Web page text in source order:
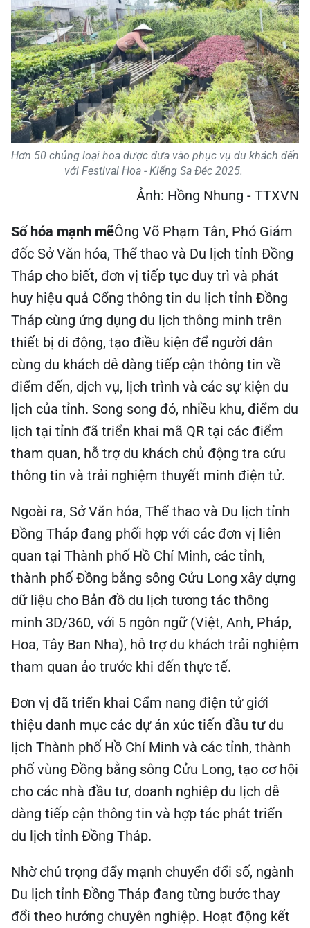
Hơn 50 chủng loại hoa được đưa vào phục vụ du khách đến
với Festival Hoa - Kiểng Sa Đéc 2025.
Ảnh: Hồng Nhung - TTXVN
Số hóa mạnh mẽÔng Võ Phạm Tân, Phó Giám
đốc Sở Văn hóa, Thể thao và Du lịch tỉnh Đồng
Tháp cho biết, đơn vị tiếp tục duy trì và phát
huy hiệu quả Cổng thông tin du lịch tỉnh Đồng
Tháp cùng ứng dụng du lịch thông minh trên
thiết bị di động, tạo điều kiện để người dân
cùng du khách dễ dàng tiếp cận thông tin về
điểm đến, dịch vụ, lịch trình và các sự kiện du
lịch của tỉnh. Song song đó, nhiều khu, điểm du
lịch tại tỉnh đã triển khai mã QR tại các điểm
tham quan, hỗ trợ du khách chủ động tra cứu
thông tin và trải nghiệm thuyết minh điện tử.
Ngoài ra, Sở Văn hóa, Thể thao và Du lịch tỉnh
Đồng Tháp đang phối hợp với các đơn vị liên
quan tại Thành phố Hồ Chí Minh, các tỉnh,
thành phố Đồng bằng sông Cửu Long xây dựng
dữ liệu cho Bản đồ du lịch tương tác thông
minh 3D/360, với 5 ngôn ngữ (Việt, Anh, Pháp,
Hoa, Tây Ban Nha), hỗ trợ du khách trải nghiệm
tham quan ảo trước khi đến thực tế.
Đơn vị đã triển khai Cẩm nang điện tử giới
thiệu danh mục các dự án xúc tiến đầu tư du
lịch Thành phố Hồ Chí Minh và các tỉnh, thành
phố vùng Đồng bằng sông Cửu Long, tạo cơ hội
cho các nhà đầu tư, doanh nghiệp du lịch dễ
dàng tiếp cận thông tin và hợp tác phát triển
du lịch tỉnh Đồng Tháp.
Nhờ chú trọng đẩy mạnh chuyển đổi số, ngành
Du lịch tỉnh Đồng Tháp đang từng bước thay
đổi theo hướng chuyên nghiệp. Hoạt động kết